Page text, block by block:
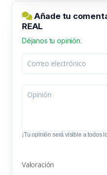
Añade tu
REAL
Déjanos tu opinión.
¡Tu opinión será visible a todos
Valoración